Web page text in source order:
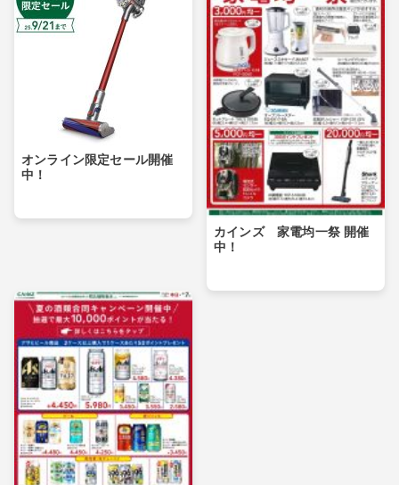
オンライン限定セール開催
中！
カインズ 家電均一祭 開催
中！